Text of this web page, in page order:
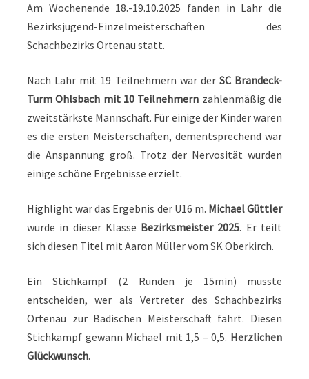
Am Wochenende 18.-19.10.2025 fanden in Lahr die
Bezirksjugend-Einzelmeisterschaften des
Schachbezirks Ortenau statt.
Nach Lahr mit 19 Teilnehmern war der SC Brandeck-
Turm Ohlsbach mit 10 Teilnehmern zahlenmäßig die
zweitstärkste Mannschaft. Für einige der Kinder waren
es die ersten Meisterschaften, dementsprechend war
die Anspannung groß. Trotz der Nervosität wurden
einige schöne Ergebnisse erzielt.
Highlight war das Ergebnis der U16 m. Michael Güttler
wurde in dieser Klasse Bezirksmeister 2025. Er teilt
sich diesen Titel mit Aaron Müller vom SK Oberkirch.
Ein Stichkampf (2 Runden je 15min) musste
entscheiden, wer als Vertreter des Schachbezirks
Ortenau zur Badischen Meisterschaft fährt. Diesen
Stichkampf gewann Michael mit 1,5 – 0,5. Herzlichen
Glückwunsch.